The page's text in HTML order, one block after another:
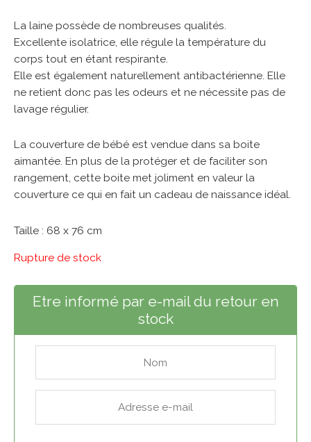
La laine possède de nombreuses qualités.
Excellente isolatrice, elle régule la température du
corps tout en étant respirante.
Elle est également naturellement antibactérienne. Elle
ne retient donc pas les odeurs et ne nécessite pas de
lavage régulier.
La couverture de bébé est vendue dans sa boite
aimantée. En plus de la protéger et de faciliter son
rangement, cette boite met joliment en valeur la
couverture ce qui en fait un cadeau de naissance idéal.
Taille : 68 x 76 cm
Rupture de stock
Etre informé par e-mail du retour en
stock